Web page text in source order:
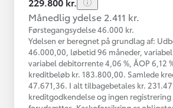
Månedlig ydelse 2.411 kr.
Førstegangsydelse 46.000 kr.
Ydelsen er beregnet på grundlag af:
46.000,00, løbetid 96 måneder, variabel
variabel debitorrente 4,06 %, ÅOP 6,12
kreditbeløb kr. 183.800,00. Samlede
47.671,36. I alt tilbagebetales kr.
kreditgodkendelse og ingen registrering